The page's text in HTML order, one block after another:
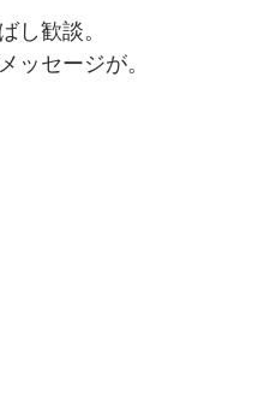
し歓談。
ッセージが。